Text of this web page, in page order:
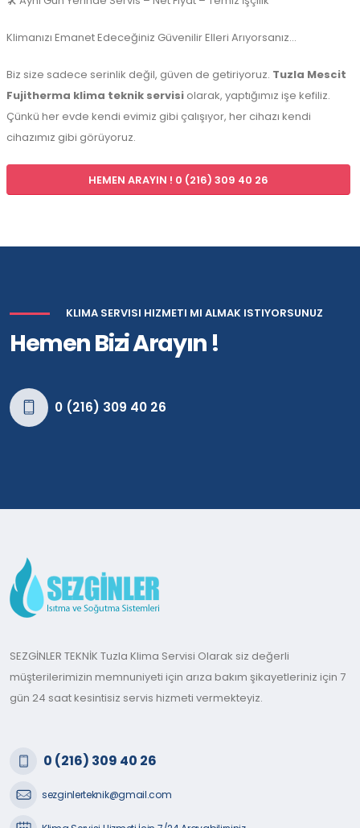
Klimanızı Emanet Edeceğiniz Güvenilir Elleri Arıyorsanız…
Biz size sadece serinlik değil, güven de getiriyoruz. Tuzla Mescit
Fujitherma klima teknik servisi olarak, yaptığımız işe kefiliz.
Çünkü her evde kendi evimiz gibi çalışıyor, her cihazı kendi
cihazımız gibi görüyoruz.
HEMEN ARAYIN ! 0 (216) 309 40 26
KLIMA SERVISI HIZMETI MI ALMAK ISTIYORSUNUZ
Hemen Bizi Arayın !
0 (216) 309 40 26
SEZGİNLER TEKNİK Tuzla Klima Servisi Olarak siz değerli
müşterilerimizin memnuniyeti için arıza bakım şikayetleriniz için 7
gün 24 saat kesintisiz servis hizmeti vermekteyiz.
0 (216) 309 40 26
sezginlerteknik@gmail.com